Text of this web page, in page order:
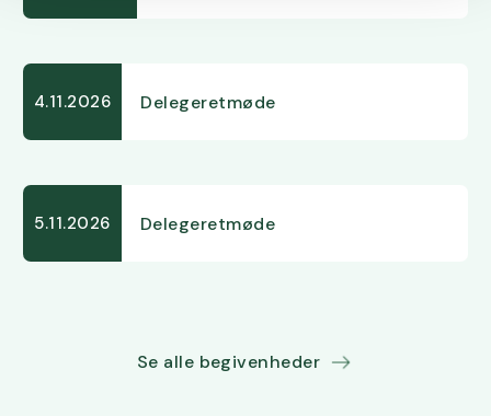
4.11.2026 Delegeretmøde
5.11.2026 Delegeretmøde
Se alle begivenheder